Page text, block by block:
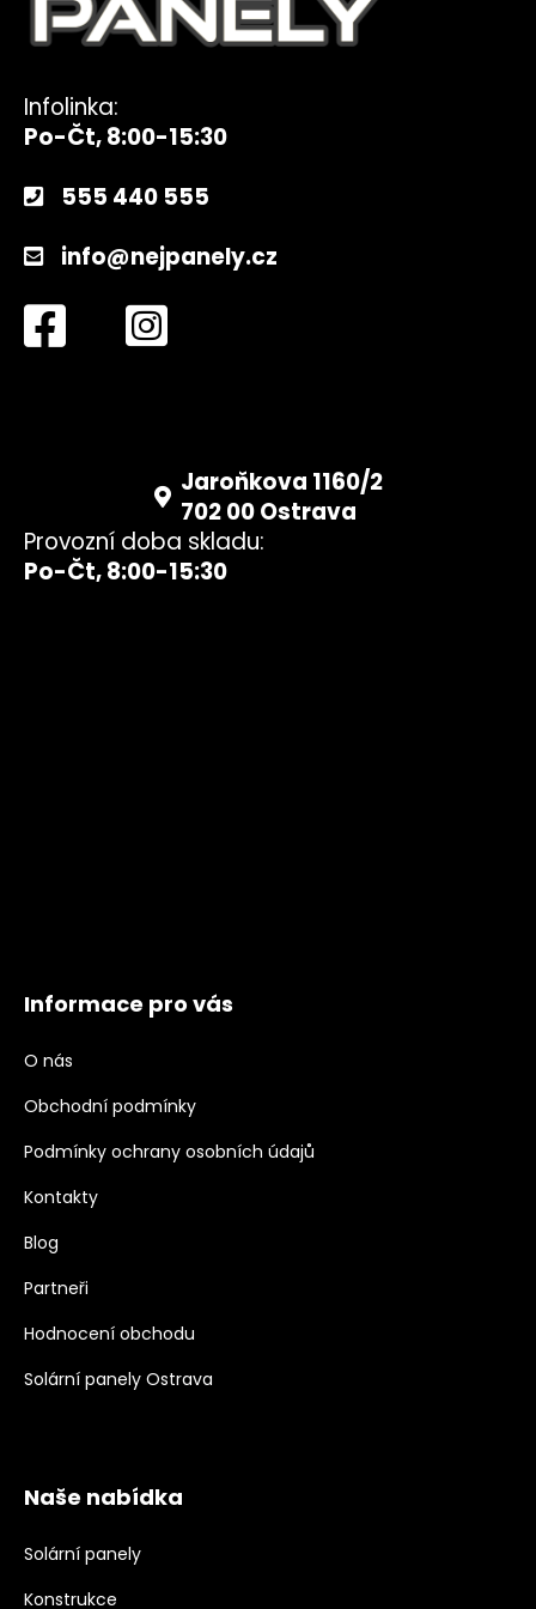
Infolinka:
Po-Čt, 8:00-15:30
555 440 555
info@nejpanely.cz
Jaroňkova 1160/2
702 00 Ostrava
Provozní doba skladu:
Po-Čt, 8:00-15:30
Informace pro vás
O nás
Obchodní podmínky
Podmínky ochrany osobních údajů
Kontakty
Blog
Partneři
Hodnocení obchodu
Solární panely Ostrava
Naše nabídka
Solární panely
Konstrukce